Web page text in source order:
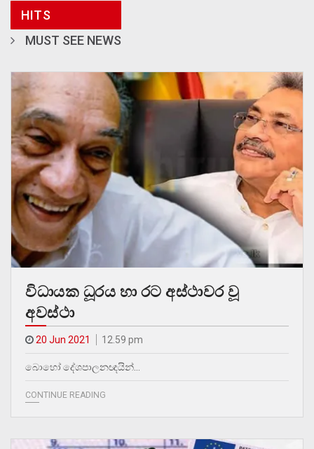
HITS
MUST SEE NEWS
විධායක ධූරය හා රට අස්ථාවර වූ
අවස්ථා
20 Jun 2021 12.59 pm
බොහෝ දේශපාලනඥයින්…
CONTINUE READING